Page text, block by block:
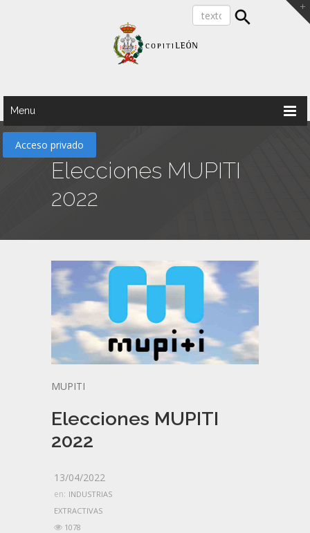
Menu
Acceso privado
Elecciones MUPITI
2022
MUPITI
Elecciones MUPITI
2022
13/04/2022
en: INDUSTRIAS
EXTRACTIVAS
1078